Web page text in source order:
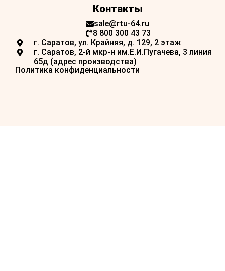
Контакты
sale@rtu-64.ru
8 800 300 43 73
г. Саратов, ул. Крайняя, д. 129, 2 этаж
г. Саратов, 2-й мкр-н им.Е.И.Пугачева, 3 линия
65д (адрес производства)
Политика конфиденциальности